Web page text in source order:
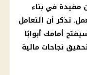
مفيدة في بناء
تذكر أن التعامل
أمامك أبوابًا
نجاحات مالية